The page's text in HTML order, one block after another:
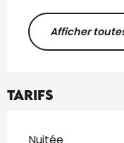
Afficher
Tarifs
Tarifs 2026